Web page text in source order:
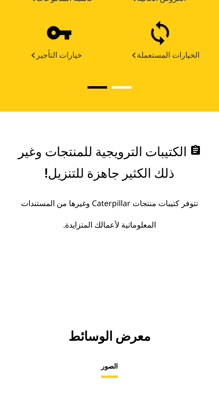
خيارات التأجير الخيارات المستعملة
assignment الكتيبات الترويجية للمنتجات وغير
ذلك الكثير جاهزة للتنزيل!
تتوفر كتيبات منتجات Caterpillar وغيرها من المستندات
المعلوماتية لأعمالك المتزايدة.
معرض الوسائط
الصور